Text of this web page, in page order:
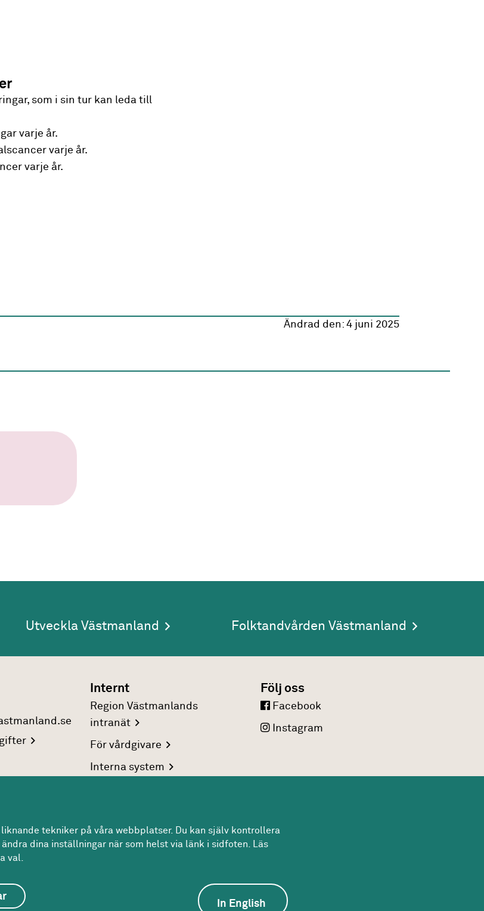
som i sin tur kan leda till
varje år.
varje år.
varje år.
Ändrad den: 4 juni 2025
Utveckla Västmanland Folktandvården Västmanland
Internt
Region Västmanlands
intranät
Förvårdgivare
Internasystem
Följ oss
Facebook
Instagram
Om kakor Om tillgänglighet på webbplatsen
tekniker på våra webbplatser. Du kan själv kontrollera
dina inställningar när som helst via länk i sidfoten. Läs
val.
In English